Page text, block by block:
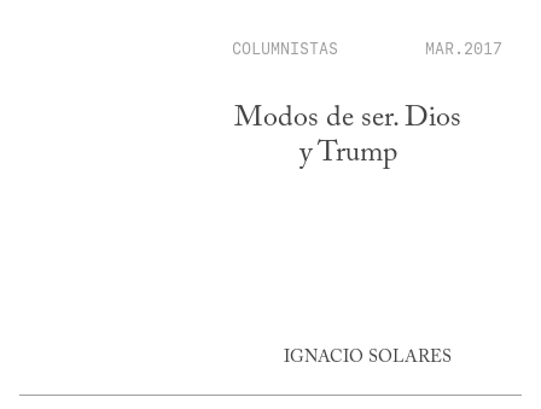
COLUMNISTAS MAR.2017
Modos de ser. Dios
y Trump
IGNACIO SOLARES